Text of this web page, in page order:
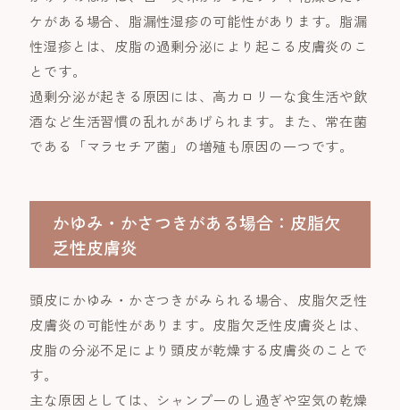
ケがある場合、脂漏性湿疹の可能性があります。脂漏
性湿疹とは、皮脂の過剰分泌により起こる皮膚炎のこ
とです。
過剰分泌が起きる原因には、高カロリーな食生活や飲
酒など生活習慣の乱れがあげられます。また、常在菌
である「マラセチア菌」の増殖も原因の一つです。
かゆみ・かさつきがある場合：皮脂欠
乏性皮膚炎
頭皮にかゆみ・かさつきがみられる場合、皮脂欠乏性
皮膚炎の可能性があります。皮脂欠乏性皮膚炎とは、
皮脂の分泌不足により頭皮が乾燥する皮膚炎のことで
す。
主な原因としては、シャンプーのし過ぎや空気の乾燥